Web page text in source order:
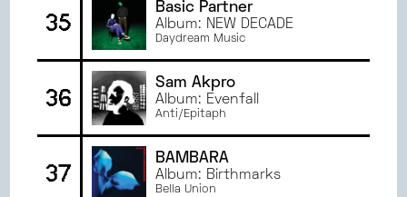
35
Basic Partner
Album: NEW DECADE
Daydream Music
36
Sam Akpro
Album: Evenfall
Anti/Epitaph
37
BAMBARA
Album: Birthmarks
Bella Union